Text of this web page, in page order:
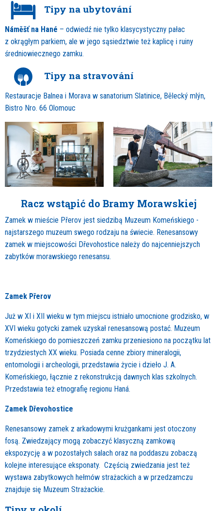
Tipy na ubytování
Náměšť na Hané – odwiedź nie tylko klasycystyczny pałac
z okrągłym parkiem, ale w jego sąsiedztwie też kaplicę i ruiny
średniowiecznego zamku.
Tipy na stravování
Restauracje Balnea i Morava w sanatorium Slatinice, Bělecký mlýn,
Bistro Nro. 66 Olomouc
Racz wstąpić do Bramy Morawskiej
Zamek w mieście Přerov jest siedzibą Muzeum Komeńskiego -
najstarszego muzeum swego rodzaju na świecie. Renesansowy
zamek w miejscowości Dřevohostice należy do najcenniejszych
zabytków morawskiego renesansu.
Zamek Přerov
Już w XI i XII wieku w tym miejscu istniało umocnione grodzisko, w
XVI wieku gotycki zamek uzyskał renesansową postać. Muzeum
Komeńskiego do pomieszczeń zamku przeniesiono na początku lat
trzydziestych XX wieku. Posiada cenne zbiory mineralogii,
entomologii i archeologii, przedstawia życie i dzieło J. A.
Komeńskiego, łącznie z rekonstrukcją dawnych klas szkolnych.
Przedstawia też etnografię regionu Haná.
Zamek Dřevohostice
Renesansowy zamek z arkadowymi krużgankami jest otoczony
fosą. Zwiedzający mogą zobaczyć klasyczną zamkową
ekspozycję a w pozostałych salach oraz na poddaszu zobaczą
kolejne interesujące eksponaty. Częścią zwiedzania jest też
wystawa zabytkowych hełmów strażackich a w przedzamczu
znajduje się Muzeum Strażackie.